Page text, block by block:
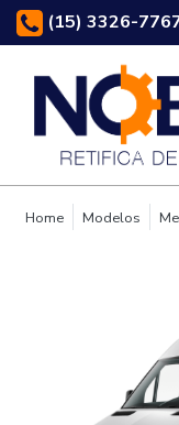
(15) 3326-
Home Modelos